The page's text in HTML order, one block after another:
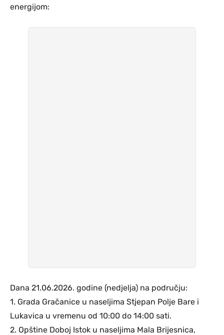
energijom:
Dana 21.06.2026. godine (nedjelja) na području:
1. Grada Gračanice u naseljima Stjepan Polje Bare i
Lukavica u vremenu od 10:00 do 14:00 sati.
2. Opštine Doboj Istok u naseljima Mala Brijesnica,